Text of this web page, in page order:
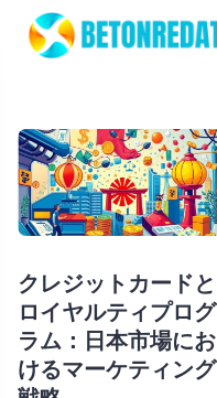
クレジットカードと
ロイヤルティプログ
ラム：日本市場にお
けるマーケティング